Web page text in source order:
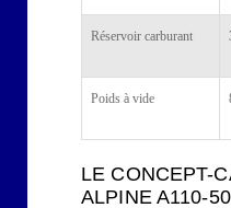
Réservoir carburant
Poids à vide
LE CONCEPT-
ALPINE A110-